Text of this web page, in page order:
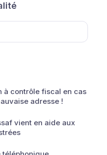
à contrôle fiscal en cas
adresse !
vient en aide aux